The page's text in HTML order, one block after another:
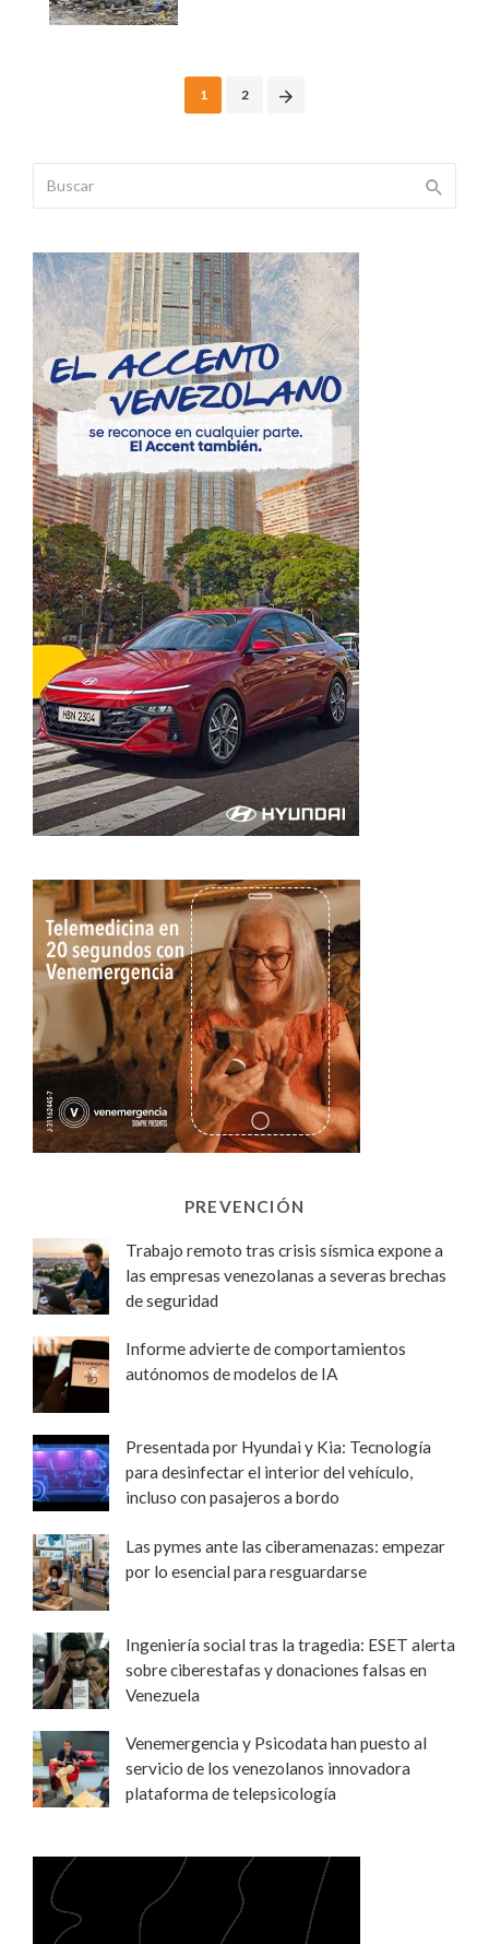
1 2
PREVENCIÓN
Trabajo remoto tras crisis sísmica expone a
las empresas venezolanas a severas brechas
de seguridad
Informe advierte de comportamientos
autónomos de modelos de IA
Presentada por Hyundai y Kia: Tecnología
para desinfectar el interior del vehículo,
incluso con pasajeros a bordo
Las pymes ante las ciberamenazas: empezar
por lo esencial para resguardarse
Ingeniería social tras la tragedia: ESET alerta
sobre ciberestafas y donaciones falsas en
Venezuela
Venemergencia y Psicodata han puesto al
servicio de los venezolanos innovadora
plataforma de telepsicología